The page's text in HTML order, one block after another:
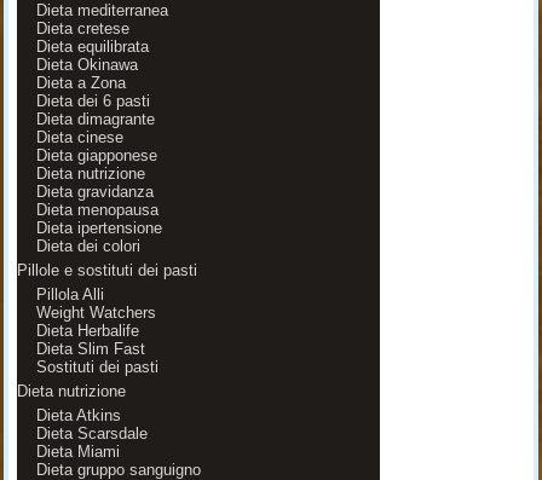
Dieta mediterranea
Dieta cretese
Dieta equilibrata
Dieta Okinawa
Dieta a Zona
Dieta dei 6 pasti
Dieta dimagrante
Dieta cinese
Dieta giapponese
Dieta nutrizione
Dieta gravidanza
Dieta menopausa
Dieta ipertensione
Dieta dei colori
Pillole e sostituti dei pasti
Pillola Alli
Weight Watchers
Dieta Herbalife
Dieta Slim Fast
Sostituti dei pasti
Dieta nutrizione
Dieta Atkins
Dieta Scarsdale
Dieta Miami
Dieta gruppo sanguigno